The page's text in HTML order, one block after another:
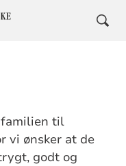
familien til
vi ønsker at de
godt og